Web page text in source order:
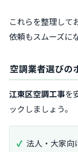
これらを整理して
依頼もスムーズに
空調業者選びの
江東区空調工事を
ックしましょう。
法人・大家向